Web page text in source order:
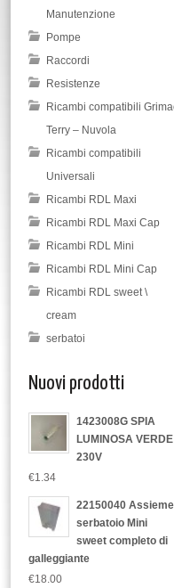
Manutenzione
Pompe
Raccordi
Resistenze
Ricambi compatibili
Terry – Nuvola
Ricambi compatibili
Universali
Ricambi RDL Maxi
Ricambi RDL Maxi Cap
Ricambi RDL Mini
Ricambi RDL Mini Cap
Ricambi RDL sweet \
cream
serbatoi
Nuovi prodotti
1423008G SPIA
LUMINOSA VERDE
230V
€1.34
22150040 Assieme
serbatoio Mini
sweet completo di
galleggiante
€18.00